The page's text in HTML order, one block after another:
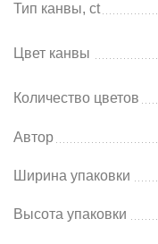
Тип канвы, ct
Цвет канвы
Количество цветов
Автор
Ширина упаковки
Высота упаковки